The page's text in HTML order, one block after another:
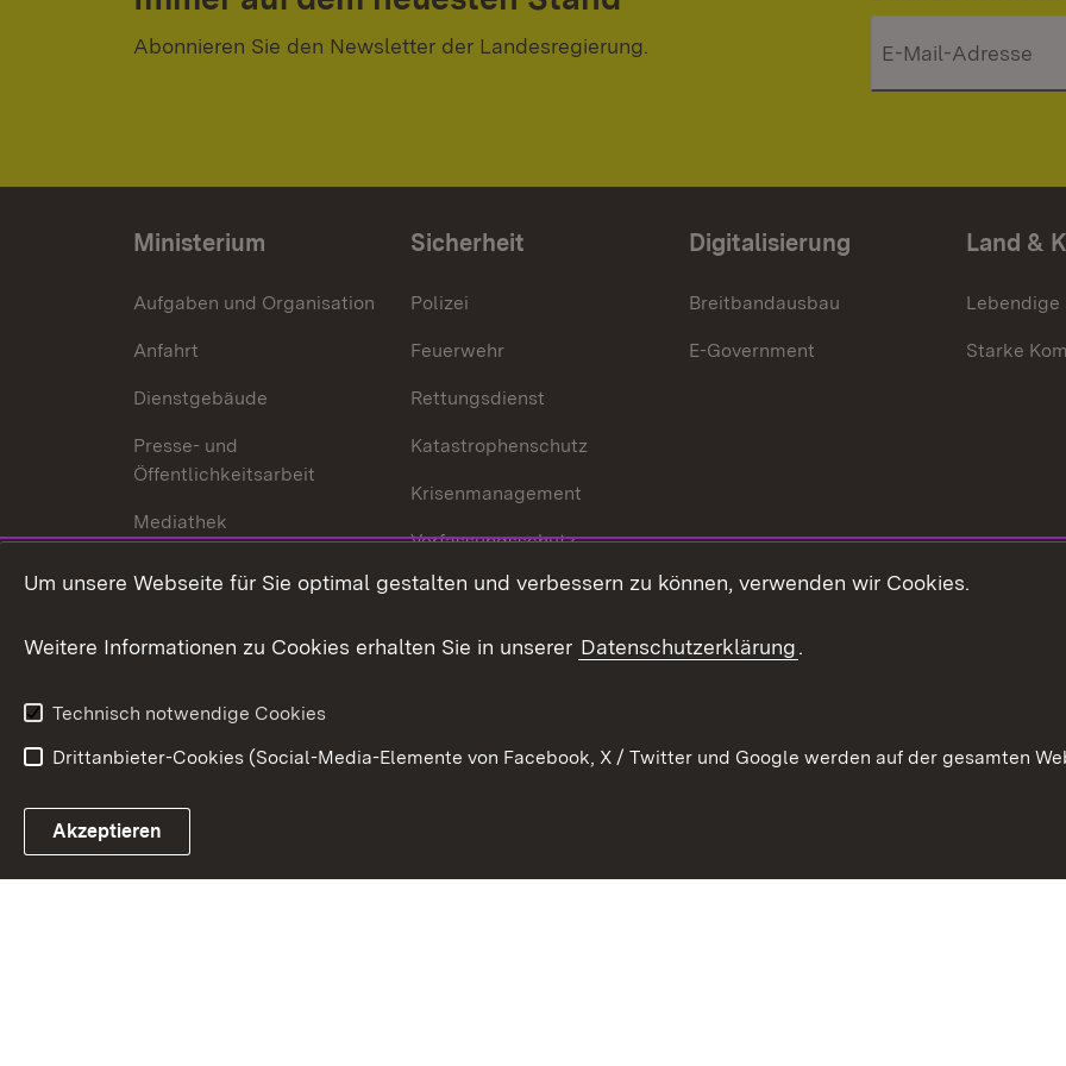
Abonnieren Sie den Newsletter der Landesregierung.
Ministerium
Aufgaben und Organisation
Anfahrt
Dienstgebäude
Presse- und
Öffentlichkeitsarbeit
Mediathek
Publikationen
Sicherheit
Polizei
Feuerwehr
Rettungsdienst
Katastrophenschutz
Krisenmanagement
Verfassungsschutz
Datenschutz
Glücksspielrecht
Digitalisierung
Breitbandausbau
E-Government
Land &
Lebendige
Starke
Link zum Landesportal
Um unsere Webseite für Sie optimal gestalten und verbessern zu können, verwenden wir Cookies.
Weitere Informationen zu Cookies erhalten Sie in unserer Datenschutzerklärung.
Technisch notwendige Cookies
Drittanbieter-Cookies (Social-Media-Elemente von Facebook, X / Twitter und Google werden auf der gesamten
Akzeptieren